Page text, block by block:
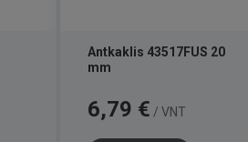
Antkaklis 43517FUS 20
mm
Kaina
6,79 € / VNT